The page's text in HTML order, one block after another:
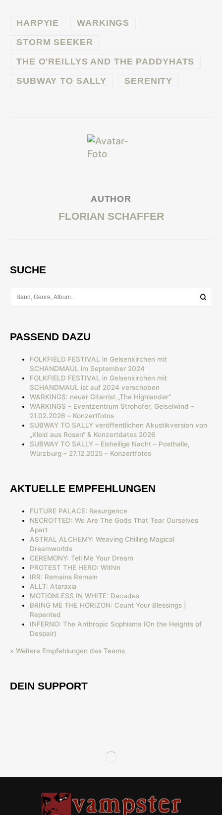
HARPYIE
WARKINGS
STORM SEEKER
THE O'REILLYS AND THE PADDYHATS
SUBWAY TO SALLY
SERENITY
AUTHOR
FLORIAN SCHAFFER
SUCHE
PASSEND DAZU
FOLKFIELD FESTIVAL in Gelsenkirchen mit
SCHANDMAUL im September 2024
FOLKFIELD FESTIVAL in Gelsenkirchen mit
SCHANDMAUL ist auf 2024 verschoben
WARKINGS: neuer Gitarrist „The Highlander“
WARKINGS – Eventzentrum Strohofer, Geiselwind –
21.02.2026 – Konzertfotos
SUBWAY TO SALLY veröffentlichen Akustikversion von
„Kleid aus Rosen“ & Konzertdates 2026
SUBWAY TO SALLY – Eisheilige Nacht – Posthalle,
Würzburg – 27.12.2025 – Konzertfotos
AKTUELLE EMPFEHLUNGEN
FUTURE PALACE: Resurgence
NECROTTED: We Are The Gods That Tear Ourselves
Apart
ASTRAL ALCHEMY: Weaving Chilling Magical
Dreamworlds
CEREMONY: Tell Me Your Dream
PROTEST THE HERO: Within
IRR: Remains Remain
ALLT: Ataraxia
MOTIONLESS IN WHITE: Decades
BRING ME THE HORIZON: Count Your Blessings |
Repented
INFERNO: The Anthropic Sophisms (On the Heights of
Despair)
» Weitere Empfehlungen des Teams
DEIN SUPPORT